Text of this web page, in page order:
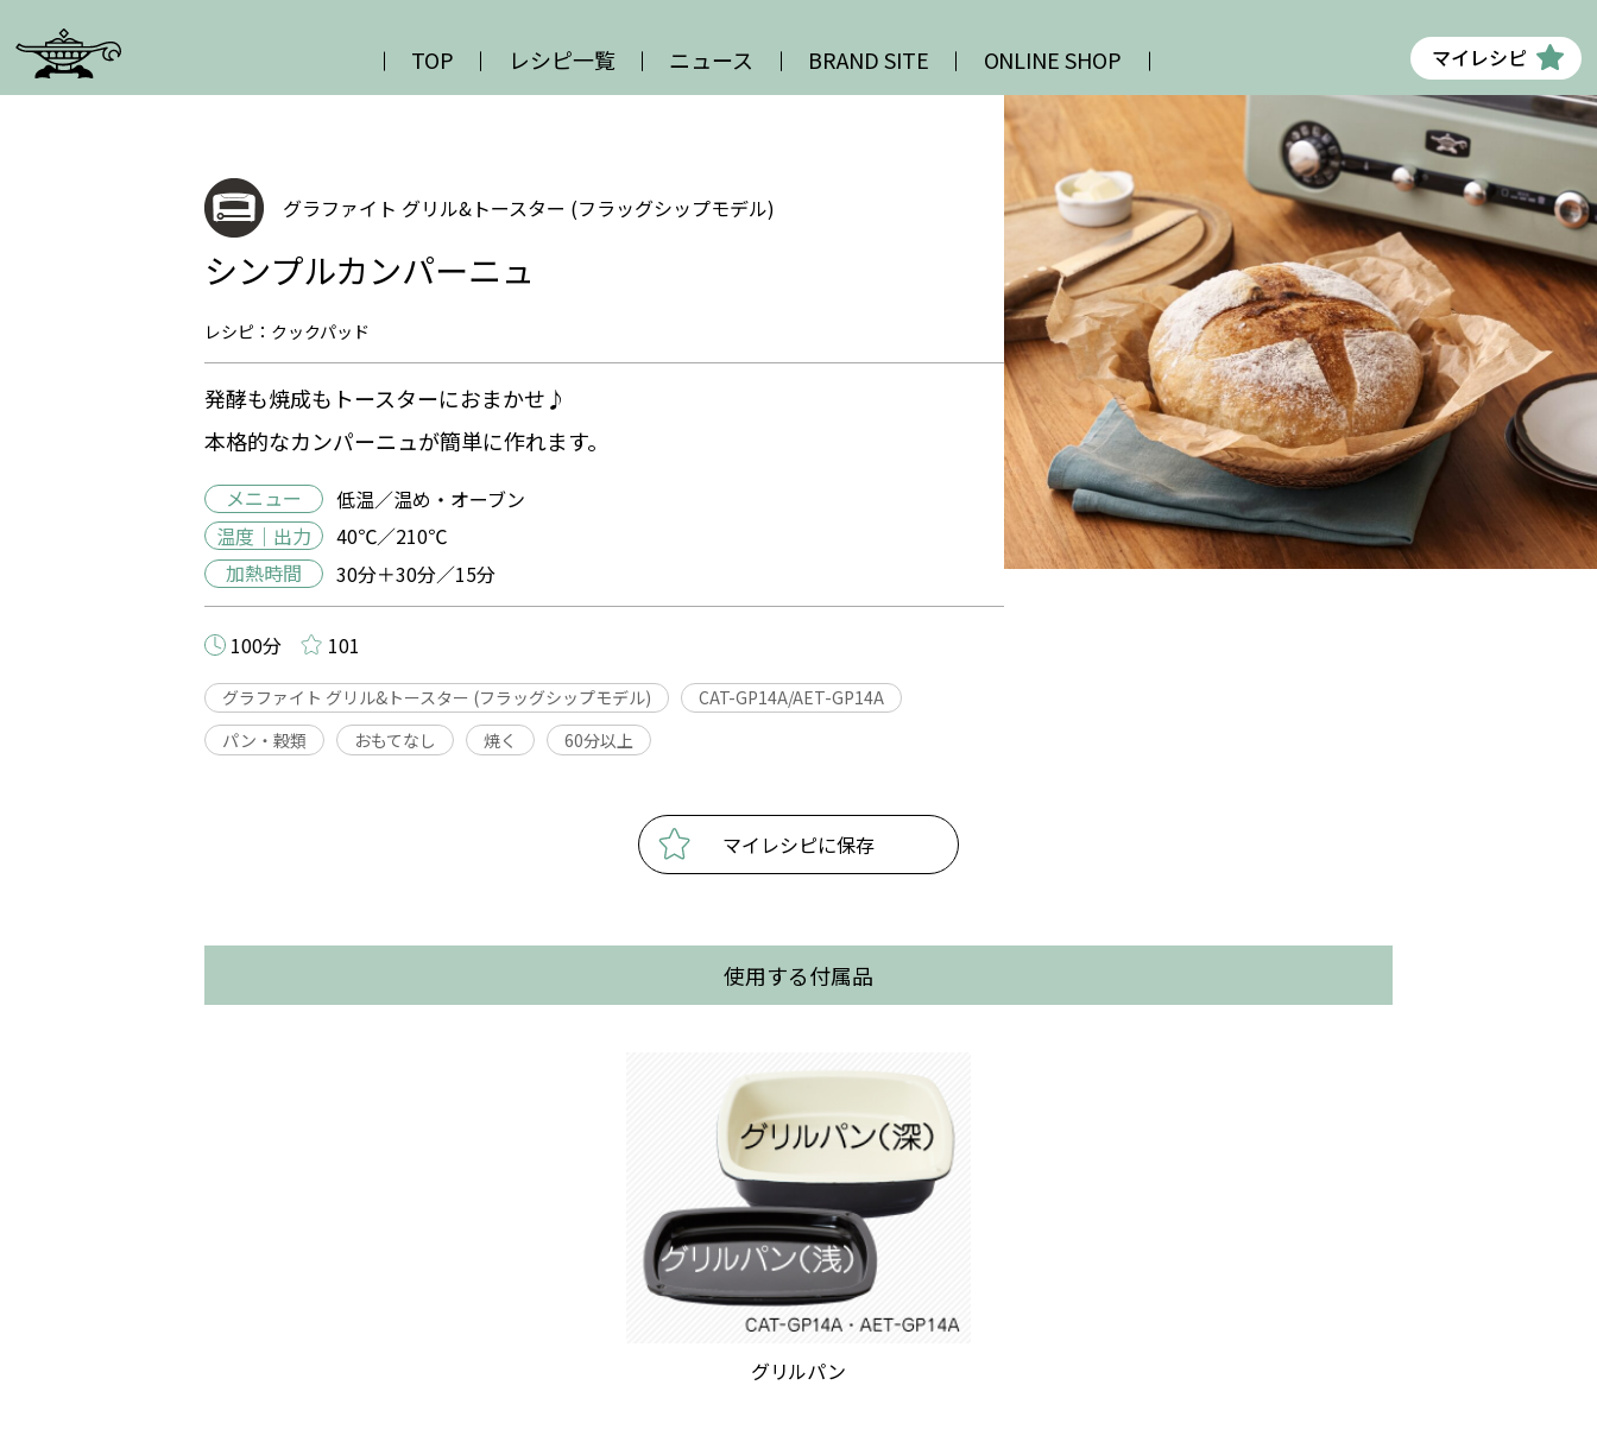
TOP レシピ一覧 ニュース BRAND SITE ONLINE SHOP マイレシピ
グラファイト グリル&トースター (フラッグシップモデル)
シンプルカンパーニュ
レシピ：クックパッド
発酵も焼成もトースターにおまかせ♪
本格的なカンパーニュが簡単に作れます。
メニュー
低温／温め・オーブン
温度｜出力
40℃／210℃
加熱時間
30分＋30分／15分
100分 101
グラファイト グリル&トースター (フラッグシップモデル)
CAT-GP14A/AET-GP14A
パン・穀類
おもてなし 焼く 60分以上
マイレシピに保存
使用する付属品
グリルパン